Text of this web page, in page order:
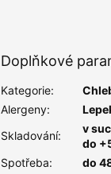
Doplňkové
Kategorie:
Alergeny:
Skladování:
v
do
Spotřeba:
do